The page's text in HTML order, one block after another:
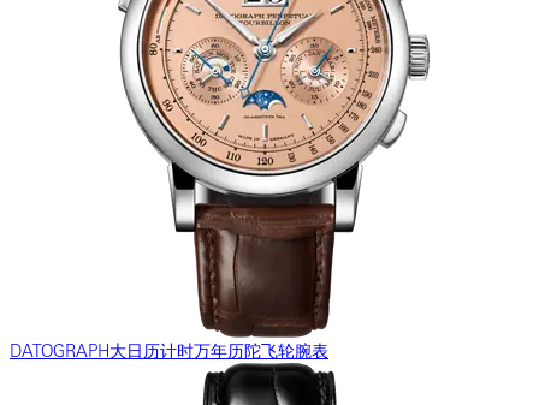
DATOGRAPH大日历计时万年历陀飞轮腕表